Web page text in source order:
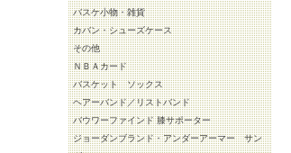
バスケ小物・雑貨
カバン・シューズケース
その他
ＮＢＡカード
バスケット ソックス
ヘアーバンド／リストバンド
バウワーファインド 膝サポーター
ジョーダンブランド・アンダーアーマー サン